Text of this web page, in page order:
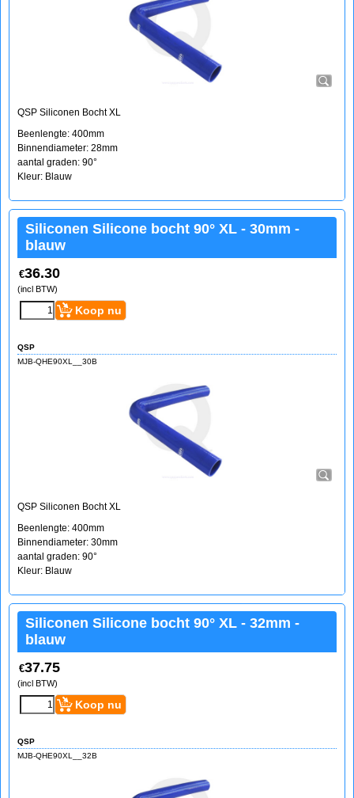
QSP Siliconen Bocht XL
Beenlengte: 400mm
Binnendiameter: 28mm
aantal graden: 90°
Kleur: Blauw
Siliconen Silicone bocht 90° XL - 30mm -
blauw
€36.30
(incl BTW)
Koop nu
QSP
MJB-QHE90XL__30B
QSP Siliconen Bocht XL
Beenlengte: 400mm
Binnendiameter: 30mm
aantal graden: 90°
Kleur: Blauw
Siliconen Silicone bocht 90° XL - 32mm -
blauw
€37.75
(incl BTW)
Koop nu
QSP
MJB-QHE90XL__32B